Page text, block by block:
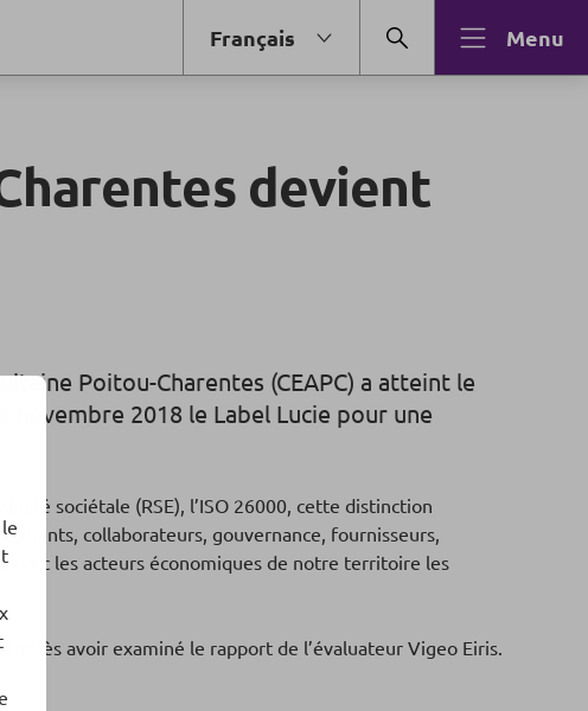
Français Menu
devient
Poitou-Charentes (CEAPC) a atteint le
novembre 2018 le Label Lucie pour une
sociétale (RSE), l’ISO 26000, cette distinction
collaborateurs, gouvernance, fournisseurs,
avec les acteurs économiques de notre territoire les
après avoir examiné le rapport de l’évaluateur Vigeo Eiris.